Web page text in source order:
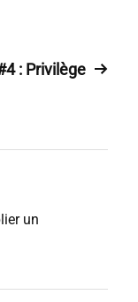
: Privilège
un